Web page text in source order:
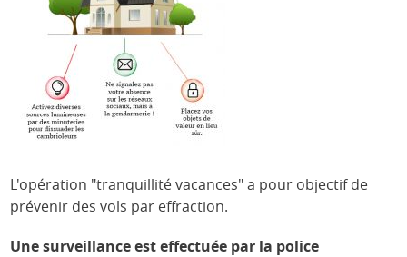
L'opération "tranquillité vacances" a pour objectif de
prévenir des vols par effraction.
Une surveillance est effectuée par la police